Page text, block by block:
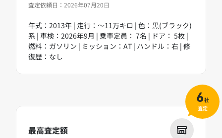
査定依頼日：2026年07月20日
年式：2013年 | 走行：～11万キロ | 色：黒(ブラック)
系 | 車検：2026年9月 | 乗車定員： 7名 | ドア： 5枚 |
燃料：ガソリン | ミッション：AT | ハンドル：右 | 修
復歴：なし
最高査定額
6社
査定